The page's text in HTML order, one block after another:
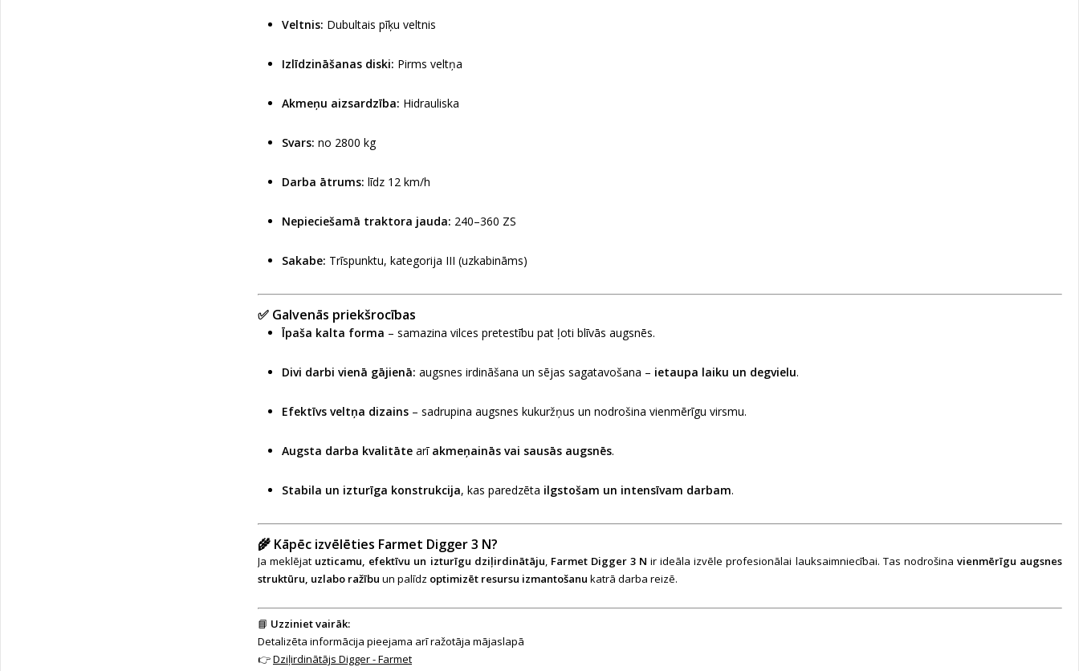
Veltnis: Dubultais pīķu veltnis
Izlīdzināšanas diski: Pirms veltņa
Akmeņu aizsardzība: Hidrauliska
Svars: no 2800 kg
Darba ātrums: līdz 12 km/h
Nepieciešamā traktora jauda: 240–360 ZS
Sakabe: Trīspunktu, kategorija III (uzkabināms)
✅ Galvenās priekšrocības
Īpaša kalta forma – samazina vilces pretestību pat ļoti blīvās augsnēs.
Divi darbi vienā gājienā: augsnes irdināšana un sējas sagatavošana – ietaupa laiku un degvielu.
Efektīvs veltņa dizains – sadrupina augsnes kukuržņus un nodrošina vienmērīgu virsmu.
Augsta darba kvalitāte arī akmeņainās vai sausās augsnēs.
Stabila un izturīga konstrukcija, kas paredzēta ilgstošam un intensīvam darbam.
🌾 Kāpēc izvēlēties Farmet Digger 3 N?
Ja meklējat uzticamu, efektīvu un izturīgu dziļirdinātāju, Farmet Digger 3 N ir ideāla izvēle profesionālai lauksaimniecībai. Tas nodrošina vienmērīgu augsnes
struktūru, uzlabo ražību un palīdz optimizēt resursu izmantošanu katrā darba reizē.
📘 Uzziniet vairāk:
Detalizēta informācija pieejama arī ražotāja mājaslapā
👉Dziļirdinātājs Digger - Farmet